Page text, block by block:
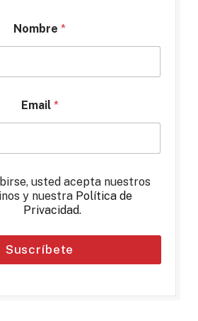
Nombre *
Email *
usted acepta nuestros
y nuestra Política de
Privacidad.
Suscríbete